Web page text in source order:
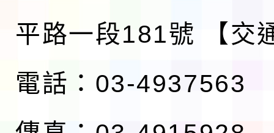
平路一段181號
【交
電話：03-4937563